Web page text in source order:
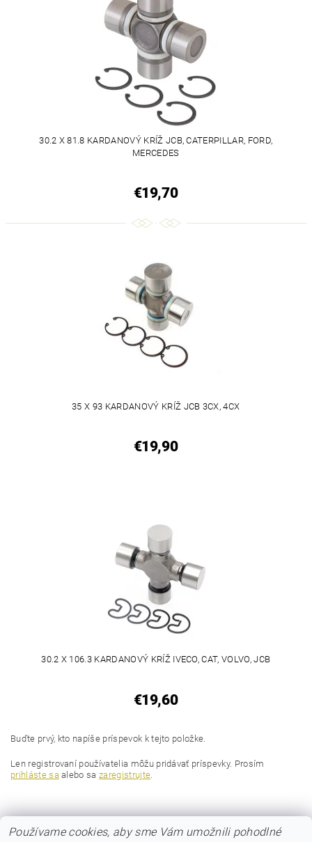
30.2 X 81.8 KARDANOVÝ KRÍŽ JCB, CATERPILLAR, FORD,
MERCEDES
€19,70
35 X 93 KARDANOVÝ KRÍŽ JCB 3CX, 4CX
€19,90
30.2 X 106.3 KARDANOVÝ KRÍŽ IVECO, CAT, VOLVO, JCB
€19,60
Buďte prvý, kto napíše príspevok k tejto položke.
Len registrovaní používatelia môžu pridávať príspevky. Prosím
prihláste sa alebo sazaregistrujte
Používame cookies, aby sme Vám umožnili pohodlné